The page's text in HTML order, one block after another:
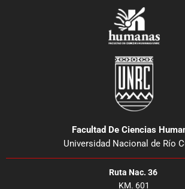
Facultad De Ciencias
Universidad Nacional de Río
Ruta Nac. 36
KM. 601